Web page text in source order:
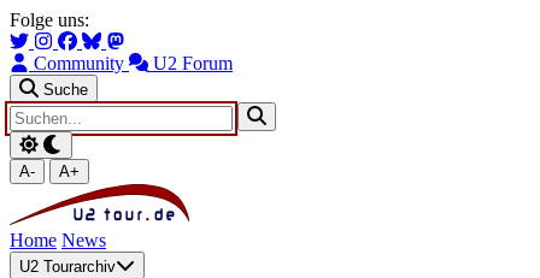
Zum Hauptinhalt springen
Zur Navigation springen
Folge uns:
Community U2 Forum
Suche
A- A+
Home News
U2 Tourarchiv